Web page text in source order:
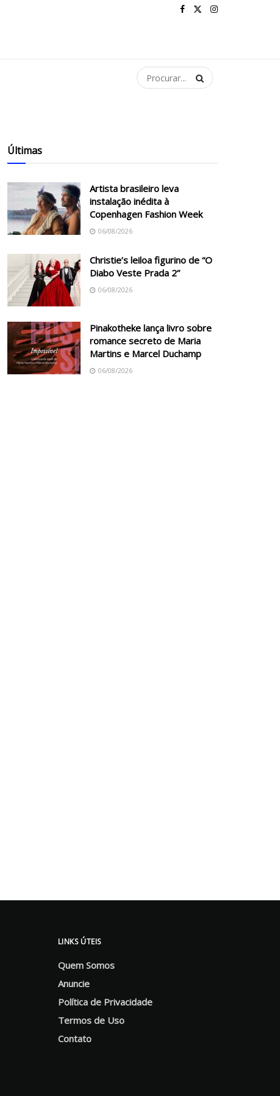
Últimas
Artista brasileiro leva
instalação inédita à
Copenhagen Fashion Week
06/08/2026
Christie’s leiloa figurino de “O
Diabo Veste Prada 2”
06/08/2026
Pinakotheke lança livro sobre
romance secreto de Maria
Martins e Marcel Duchamp
06/08/2026
LINKS ÚTEIS
Quem Somos
Anuncie
Política de Privacidade
Termos de Uso
Contato